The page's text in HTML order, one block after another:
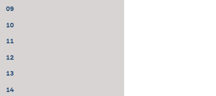
09
10
11
12
13
14